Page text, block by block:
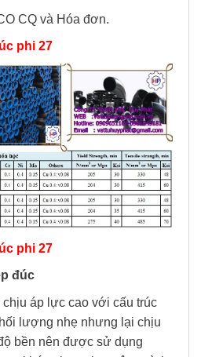
CQ và Hóa đơn.
phi 27
phi 27
đúc
chịu áp lực cao với cấu trúc
lượng nhẹ nhưng lại chịu
bền nên được sử dụng